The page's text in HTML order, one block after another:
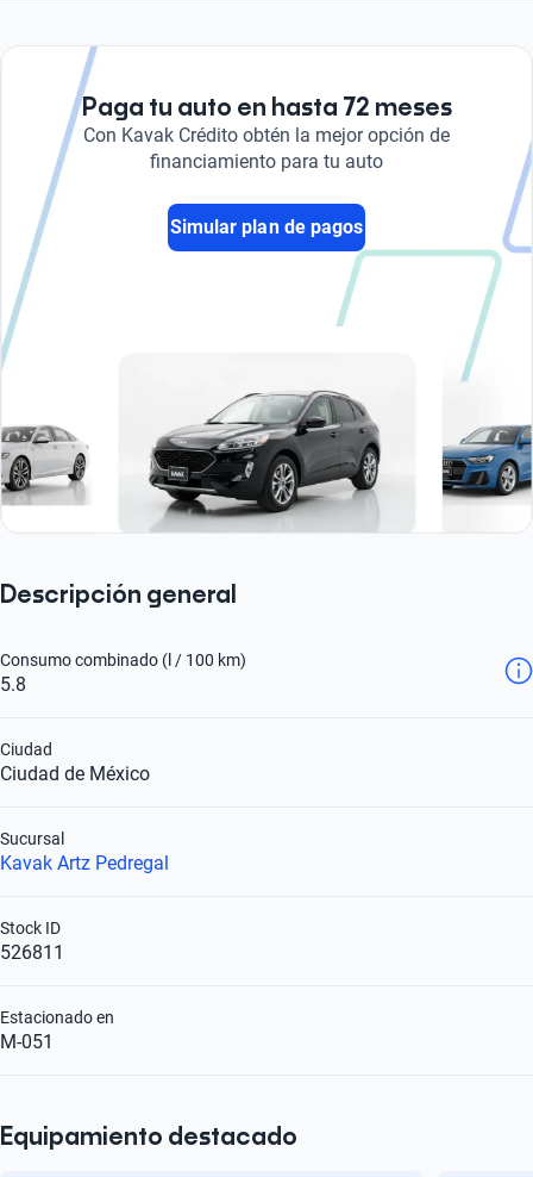
Paga tu auto en hasta 72 meses
Con Kavak Crédito obtén la mejor opción de
financiamiento para tu auto
Simular plan de pagos
Descripción general
5.8
Consumo combinado (l / 100 km)
Ciudad de México
Ciudad
Kavak Artz Pedregal
Sucursal
526811
Stock ID
M-051
Estacionado en
Equipamiento destacado